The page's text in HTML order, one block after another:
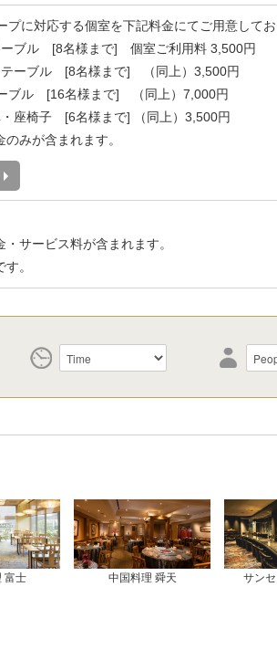
プに対応する個室を下記料金にてご用意してお
ーブル [8名様まで] 個室ご利用料 3,500円
テーブル [8名様まで] （同上）3,500円
ブル [16名様まで] （同上）7,000円
座椅子 [6名様まで] （同上）3,500円
みが含まれます。
サービス料が含まれます。
。
富士 中国料理 舜天 サン